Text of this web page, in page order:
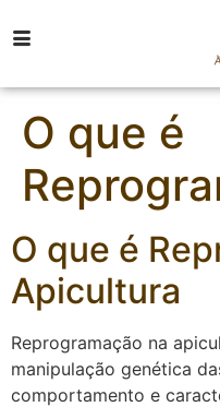
O que é
O que é
Apicultura
Reprogramação na
manipulação genética
comportamento e